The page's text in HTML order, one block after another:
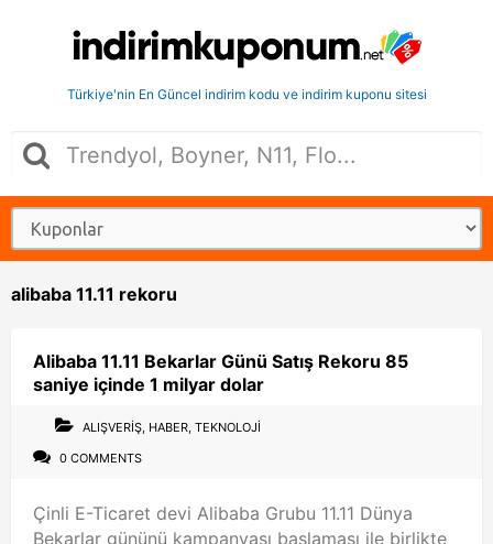
Türkiye'nin En Güncel indirim kodu ve indirim kuponu sitesi
alibaba 11.11 rekoru
Alibaba 11.11 Bekarlar Günü Satış Rekoru 85
saniye içinde 1 milyar dolar
ALIŞVERIŞ, HABER, TEKNOLOJI
0 COMMENTS
Çinli E-Ticaret devi Alibaba Grubu 11.11 Dünya
Bekarlar gününü kampanyası başlaması ile birlikte